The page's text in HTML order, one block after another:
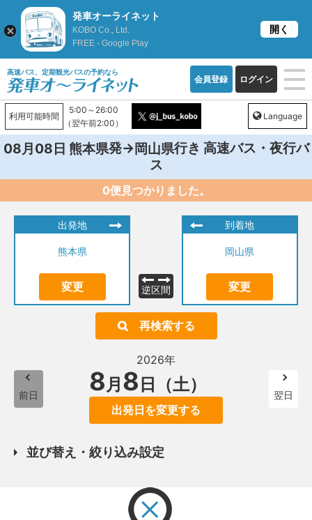
高速バス、定期観光バスの予約なら
会員登録 ログイン
利用可能時間
5:00～26:00
（翌午前2:00）
Language
08月08日 熊本県発→岡山県行き 高速バス・夜行バ
ス
0便見つかりました。
出発地
熊本県
変更 逆区間
到着地
岡山県
変更
再検索する
前日
2026年
8月 8 日（土）
出発日を変更する
翌日
並び替え・絞り込み設定
発車オーライネット
KOBO Co., Ltd.
FREE - Google Play
開く